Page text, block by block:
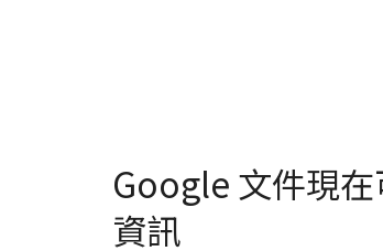
Google 文件現
資訊